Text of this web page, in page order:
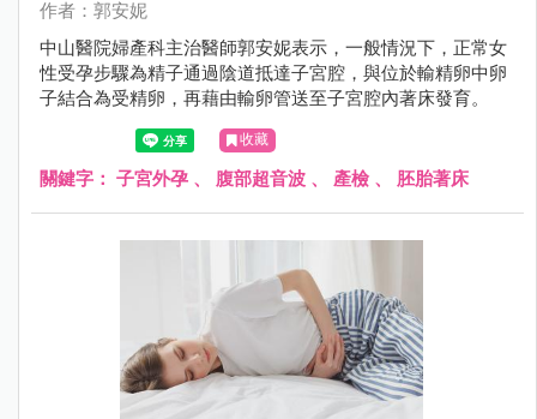
作者：郭安妮
中山醫院婦產科主治醫師郭安妮表示，一般情況下，正常女
性受孕步驟為精子通過陰道抵達子宮腔，與位於輸精卵中卵
子結合為受精卵，再藉由輸卵管送至子宮腔內著床發育。
收藏
關鍵字： 子宮外孕 、 腹部超音波 、 產檢 、 胚胎著床